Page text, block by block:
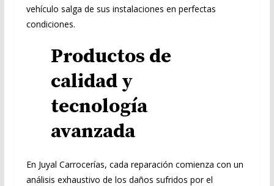
vehículo salga de sus instalaciones en perfectas
condiciones.
Productos de
calidad y
tecnología
avanzada
En Juyal Carrocerías, cada reparación comienza con un
análisis exhaustivo de los daños sufridos por el